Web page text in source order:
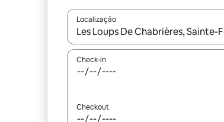
Localização
Quando os resultados estiverem
Check-in
Checkout